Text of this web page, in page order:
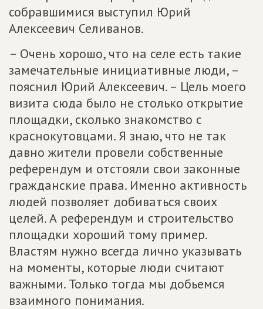
собравшимися выступил Юрий
Алексеевич Селиванов.
– Очень хорошо, что на селе есть такие
замечательные инициативные люди, –
пояснил Юрий Алексеевич. – Цель моего
визита сюда было не столько открытие
площадки, сколько знакомство с
краснокутовцами. Я знаю, что не так
давно жители провели собственные
референдум и отстояли свои законные
гражданские права. Именно активность
людей позволяет добиваться своих
целей. А референдум и строительство
площадки хороший тому пример.
Властям нужно всегда лично указывать
на моменты, которые люди считают
важными. Только тогда мы добьемся
взаимного понимания.